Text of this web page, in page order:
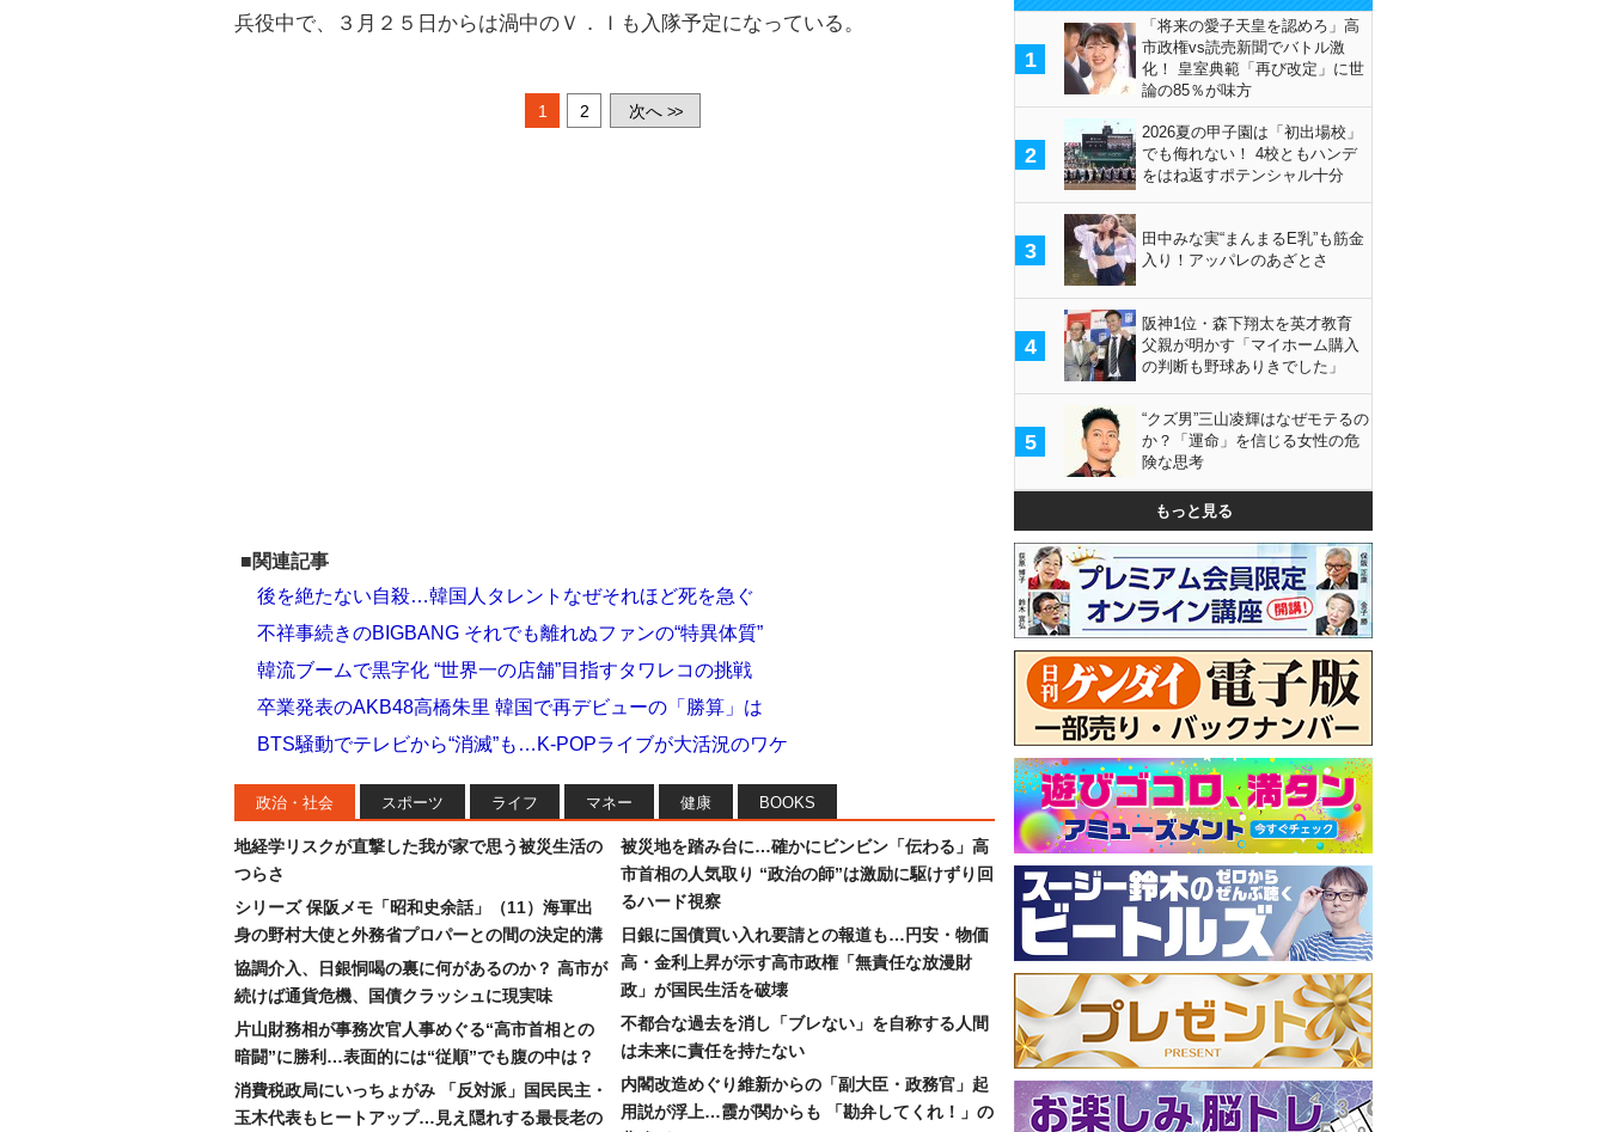
兵役中で、３月２５日からは渦中のＶ．Ｉも入隊予定になっている。
1 2 次へ >>
■関連記事
後を絶たない自殺…韓国人タレントなぜそれほど死を急ぐ
不祥事続きのBIGBANG それでも離れぬファンの“特異体質”
韓流ブームで黒字化 “世界一の店舗”目指すタワレコの挑戦
卒業発表のAKB48高橋朱里 韓国で再デビューの「勝算」は
BTS騒動でテレビから“消滅”も…K-POPライブが大活況のワケ
政治・社会 スポーツ ライフ マネー 健康 BOOKS
地経学リスクが直撃した我が家で思う被災生活の
つらさ
シリーズ 保阪メモ「昭和史余話」（11）海軍出
身の野村大使と外務省プロパーとの間の決定的溝
協調介入、日銀恫喝の裏に何があるのか？ 高市が
続けば通貨危機、国債クラッシュに現実味
片山財務相が事務次官人事めぐる“高市首相との
暗闘”に勝利…表面的には“従順”でも腹の中は？
消費税政局にいっちょがみ 「反対派」国民民主・
玉木代表もヒートアップ…見え隠れする最長老の
被災地を踏み台に…確かにビンビン「伝わる」高
市首相の人気取り “政治の師”は激励に駆けずり回
るハード視察
日銀に国債買い入れ要請との報道も…円安・物価
高・金利上昇が示す高市政権「無責任な放漫財
政」が国民生活を破壊
不都合な過去を消し「ブレない」を自称する人間
は未来に責任を持たない
内閣改造めぐり維新からの「副大臣・政務官」起
用説が浮上…霞が関からも 「勘弁してくれ！」の
1
「将来の愛子天皇を認めろ」高
市政権vs読売新聞でバトル激
化！ 皇室典範「再び改定」に世
論の85％が味方
2
2026夏の甲子園は「初出場校」
でも侮れない！ 4校ともハンデ
をはね返すポテンシャル十分
3
田中みな実“まんまるE乳”も筋金
入り！アッパレのあざとさ
4
阪神1位・森下翔太を英才教育
父親が明かす「マイホーム購入
の判断も野球ありきでした」
5
“クズ男”三山凌輝はなぜモテるの
か？「運命」を信じる女性の危
険な思考
もっと見る